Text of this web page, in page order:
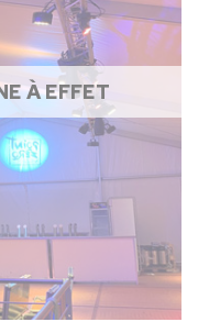
À EFFET